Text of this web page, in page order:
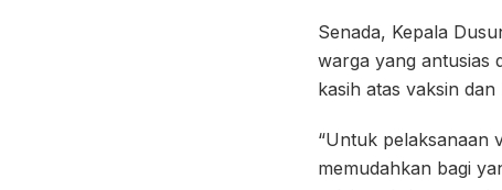
Senada, Kepala
warga yang antusias
kasih atas vaksin
“Untuk pelaksanaan
memudahkan bagi